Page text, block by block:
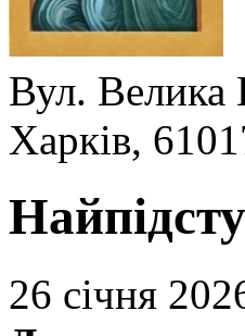
Вул. Велика
Харків,
26 січня